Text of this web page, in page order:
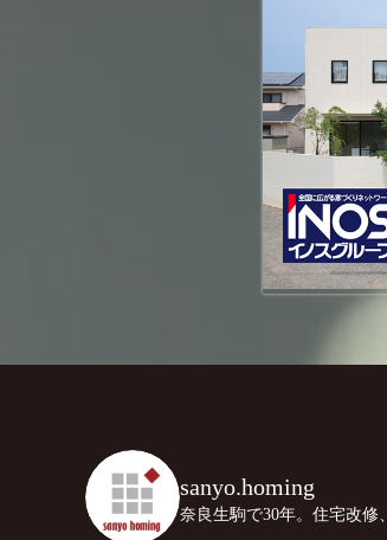
sanyo.homing
奈良生駒で30年。住宅改